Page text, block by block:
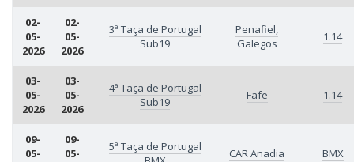
02-
05-
2026
02-
05-
2026
3ª Taça de Portugal
Sub19
Penafiel,
Galegos
1.14
03-
05-
2026
03-
05-
2026
4ª Taça de Portugal
Sub19
Fafe 1.14
09-
05-
09-
05-
5ª Taça de Portugal
CAR Anadia BMX